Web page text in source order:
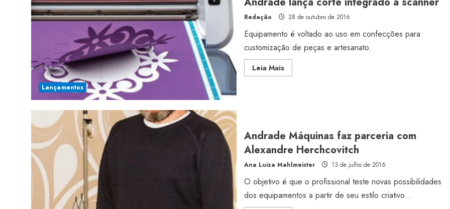
Lançamentos
Redação 28 de outubro de 2016
Equipamento é voltado ao uso em confecções para
customização de peças e artesanato.
Leia MaisRead
more
Andrade Máquinas faz parceria com
Alexandre Herchcovitch
Ana Luiza Mahlmeister 13 de julho de 2016
O objetivo é que o profissional teste novas possibilidades
dos equipamentos a partir de seu estilo criativo...